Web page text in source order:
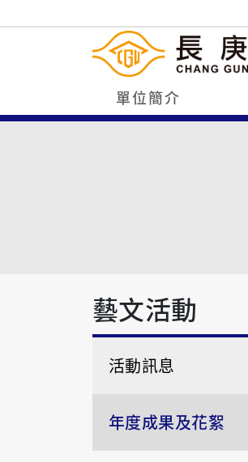
單位簡介
藝文活動
活動訊息
年度成果及花絮